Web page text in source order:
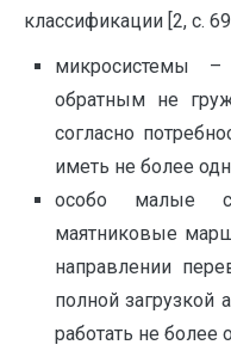
классификации [2, с.
микросистемы
обратным не
согласно
иметь не более
особо малые
маятниковые
направлении
полной загрузкой
работать не более